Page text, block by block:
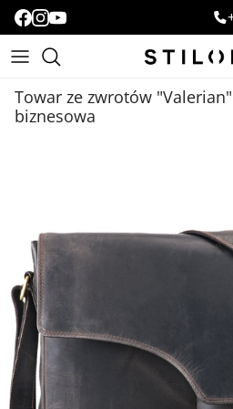
Towar ze zwrotów
biznesowa